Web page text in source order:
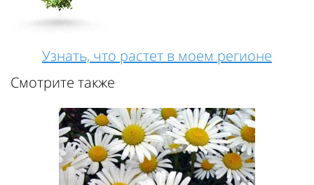
Узнать, что растет в моем регионе
Смотрите также